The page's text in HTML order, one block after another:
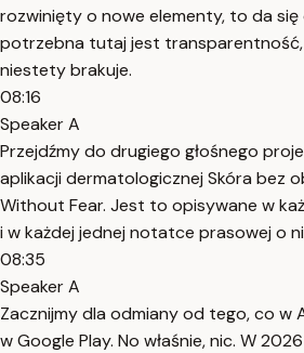
rozwinięty o nowe elementy, to da się
potrzebna tutaj jest
niestety brakuje.
08:16
Speaker A
Przejdźmy do drugiego głośnego
aplikacji dermatologicznej Skóra bez
Without Fear. Jest to opisywane w
i w każdej jednej notatce prasowej o
08:35
Speaker A
Zacznijmy dla odmiany od tego, co w
w Google Play. No właśnie, nic. W